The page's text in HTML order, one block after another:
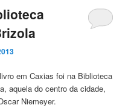
em Caxias foi na Biblioteca
aquela do centro da cidade,
Niemeyer.